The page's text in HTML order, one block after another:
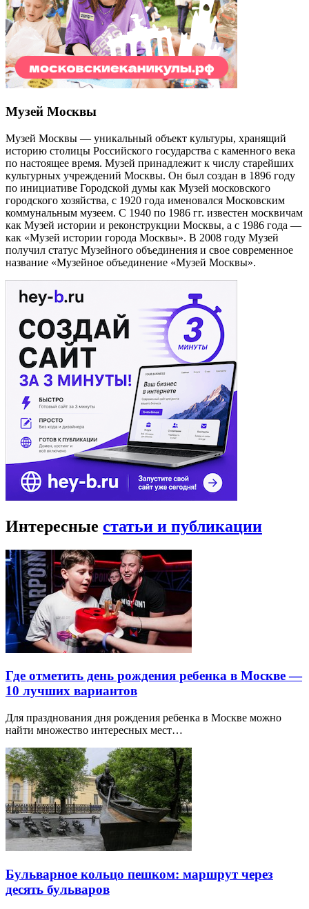
Музей Москвы
Музей Москвы — уникальный объект культуры, хранящий
историю столицы Российского государства с каменного века
по настоящее время. Музей принадлежит к числу старейших
культурных учреждений Москвы. Он был создан в 1896 году
по инициативе Городской думы как Музей московского
городского хозяйства, с 1920 года именовался Московским
коммунальным музеем. С 1940 по 1986 гг. известен москвичам
как Музей истории и реконструкции Москвы, а с 1986 года —
как «Музей истории города Москвы». В 2008 году Музей
получил статус Музейного объединения и свое современное
название «Музейное объединение «Музей Москвы».
Интересные статьи и публикации
Где отметить день рождения ребенка в Москве —
10 лучших вариантов
Для празднования дня рождения ребенка в Москве можно
найти множество интересных мест…
Бульварное кольцо пешком: маршрут через
десять бульваров